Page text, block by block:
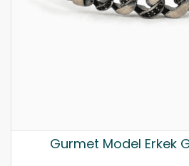
Gurmet Model Erkek